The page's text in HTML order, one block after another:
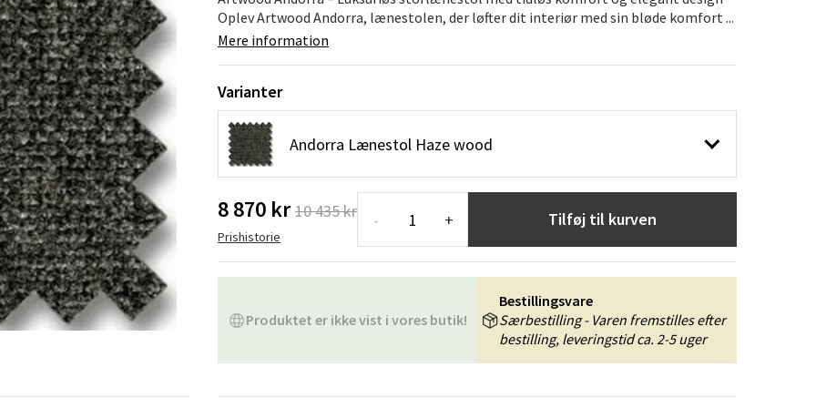
Hængestole
Haveredskaber
Entrémøbler
Produkter til vedligeholdelse
Badeværelsestæpper
Småopbevaring Badeværelsesindretning
Oplev Artwood Andorra, lænestolen, der løfter dit interiør med sin bløde komfort ...
Mere information
Varianter
Andorra Lænestol Haze wood
8 870 kr10 435 kr
Prishistorie
- + Tilføj til kurven
Produktet er ikke vist i vores butik!
Bestillingsvare
Særbestilling - Varen fremstilles efter
bestilling, leveringstid ca. 2-5 uger